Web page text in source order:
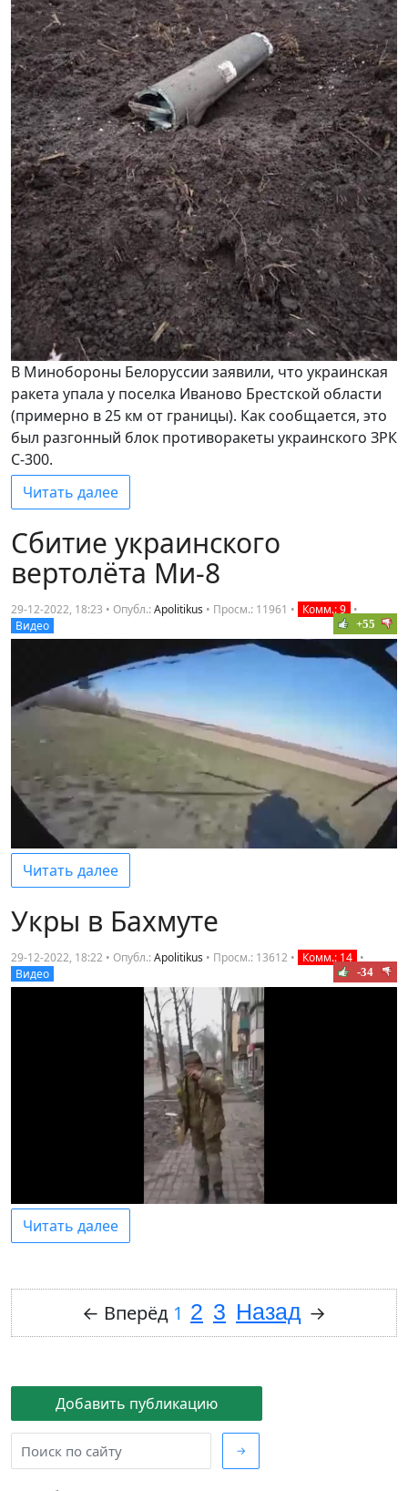
Добавить публикацию
→
В Минобороны Белоруссии заявили, что украинская
ракета упала у поселка Иваново Брестской области
(примерно в 25 км от границы). Как сообщается, это
был разгонный блок противоракеты украинского ЗРК
С-300.
Читать далее
Сбитие украинского
вертолёта Ми-8
29-12-2022, 18:23 • Опубл.:Apolitikus • Просм.: 11961 • Комм.: 9 •
Видео
+55
Читать далее
Укры в Бахмуте
29-12-2022, 18:22 • Опубл.:Apolitikus • Просм.: 13612 • Комм.: 14 •
Видео
-34
Читать далее
← Вперёд 1 2 3 Назад →